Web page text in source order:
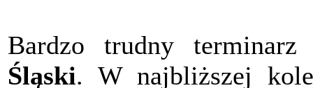
Bardzo trudny
Śląski. W najbliższej